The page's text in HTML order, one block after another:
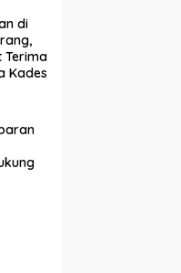
di
Terima
Kades